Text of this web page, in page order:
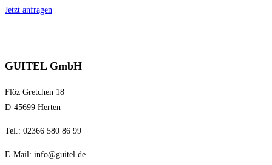
Jetzt anfragen
GUITEL GmbH
Flöz Gretchen 18
D-45699 Herten
Tel.: 02366 580 86 99
E-Mail: info@guitel.de